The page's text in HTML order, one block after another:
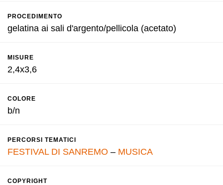
PROCEDIMENTO
gelatina ai sali d'argento/pellicola (acetato)
MISURE
2,4x3,6
COLORE
b/n
PERCORSI TEMATICI
FESTIVAL DI SANREMO – MUSICA
COPYRIGHT